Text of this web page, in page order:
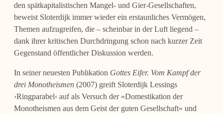
den spätkapitalistischen Mangel- und Gier-Gesellschaften,
beweist Sloterdijk immer wieder ein erstaunliches Vermögen,
Themen aufzugreifen, die ‒ scheinbar in der Luft liegend ‒
dank ihrer kritischen Durchdringung schon nach kurzer Zeit
Gegenstand öffentlicher Diskussion werden.
In seiner neuesten Publikation Gottes Eifer. Vom Kampf der
drei Monotheismen (2007) greift Sloterdijk Lessings
›Ringparabel‹ auf als Versuch der »Domestikation der
Monotheismen aus dem Geist der guten Gesellschaft« und